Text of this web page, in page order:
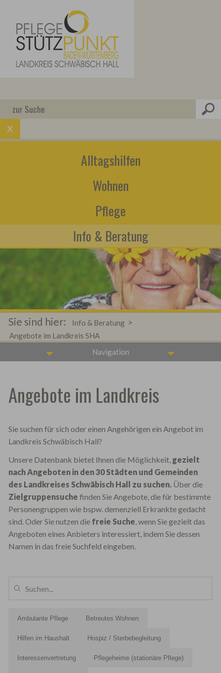
Alltagshilfen
Wohnen
Pflege
Info & Beratung
Sie sind hier: Info & Beratung >
Angebote im Landkreis SHA
Navigation
Angebote im Landkreis
Sie suchen für sich oder einen Angehörigen ein Angebot im
Landkreis Schwäbisch Hall?
Unsere Datenbank bietet Ihnen die Möglichkeit, gezielt
nach Angeboten in den 30 Städten und Gemeinden
des Landkreises Schwäbisch Hall zu suchen.Über die
Zielgruppensuche finden Sie Angebote, die für bestimmte
Personengruppen wie bspw. demenziell Erkrankte gedacht
sind. Oder Sie nutzen diefreie Suche, wenn Sie gezielt das
Angeboten eines Anbieters interessiert, indem Sie dessen
Namen in das freie Suchfeld eingeben.
Ambulante Pflege Betreutes Wohnen
Hilfen im Haushalt Hospiz / Sterbebegleitung
Interessenvertretung Pflegeheime (stationäre Pflege)